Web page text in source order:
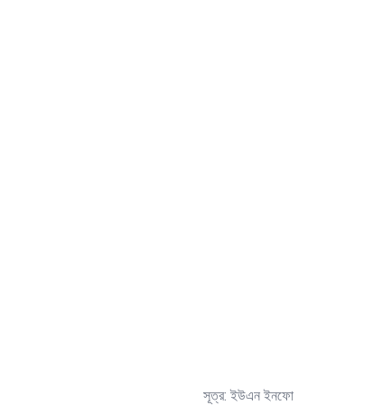
সূত্র: ইউএন ইনফো